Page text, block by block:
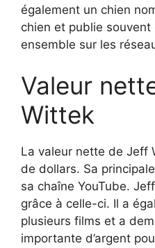
également un chien
chien et publie souvent
ensemble sur les
Valeur
Wittek
La valeur nette de Jeff
de dollars. Sa
sa chaîne YouTube.
grâce à celle-ci. Il a
plusieurs films et a
importante d’argent